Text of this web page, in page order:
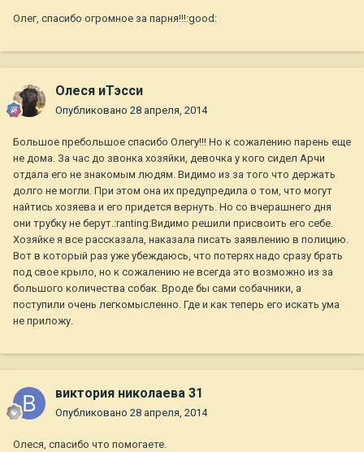
Олег, спасибо огромное за парня!!!:good:
Олеся иТэсси
Опубликовано 28 апреля, 2014
Большое пребольшое спасибо Олегу!!! Но к сожалению парень еще
не дома. За час до звонка хозяйки, девочка у кого сидел Арчи
отдала его не знакомым людям. Видимо из за того что держать
долго не могли. При этом она их предупредила о том, что могут
найтись хозяева и его придется вернуть. Но со вчерашнего дня
они трубку не берут.:ranting:Видимо решили присвоить его себе.
Хозяйке я все рассказала, наказала писать заявлению в полицию.
Вот в который раз уже убеждаюсь, что потерях надо сразу брать
под свое крыло, но к сожалению не всегда это возможно из за
большого количества собак. Вроде бы сами собачники, а
поступили очень легкомысленно. Где и как теперь его искать ума
не приложу.
виктория николаева 31
Опубликовано 28 апреля, 2014
Олеся, спасибо что помогаете.